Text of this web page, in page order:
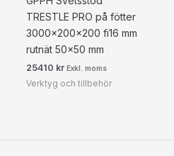
TRESTLE PRO på fötter
3000x200x200 fi16 mm
rutnät 50×50 mm
25410 kr Exkl. moms
Verktyg och tillbehör